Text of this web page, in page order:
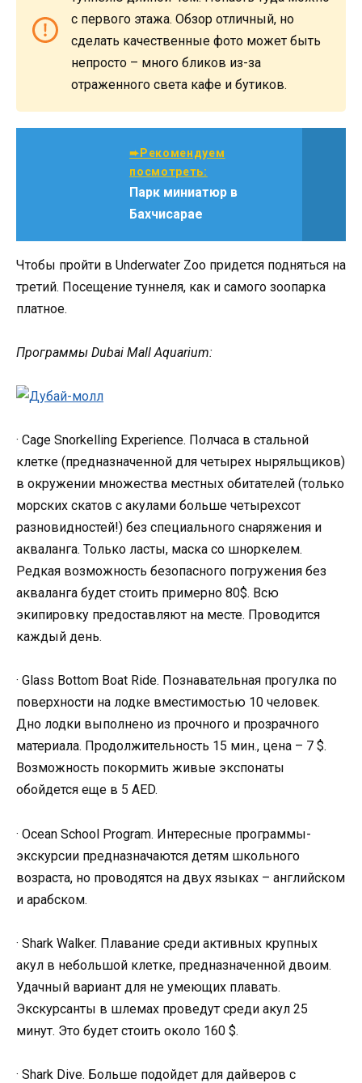
с первого этажа. Обзор отличный, но
сделать качественные фото может быть
непросто – много бликов из-за
отраженного света кафе и бутиков.
➨Рекомендуем
посмотреть:
Парк миниатюр в
Бахчисарае
Чтобы пройти в Underwater Zoo придется подняться на
третий. Посещение туннеля, как и самого зоопарка
платное.
Программы Dubai Mall Aquarium:
· Cage Snorkelling Experience. Полчаса в стальной
клетке (предназначенной для четырех ныряльщиков)
в окружении множества местных обитателей (только
морских скатов с акулами больше четырехсот
разновидностей!) без специального снаряжения и
акваланга. Только ласты, маска со шноркелем.
Редкая возможность безопасного погружения без
акваланга будет стоить примерно 80$. Всю
экипировку предоставляют на месте. Проводится
каждый день.
· Glass Bottom Boat Ride. Познавательная прогулка по
поверхности на лодке вместимостью 10 человек.
Дно лодки выполнено из прочного и прозрачного
материала. Продолжительность 15 мин., цена – 7 $.
Возможность покормить живые экспонаты
обойдется еще в 5 AED.
· Ocean School Program. Интересные программы-
экскурсии предназначаются детям школьного
возраста, но проводятся на двух языках – английском
и арабском.
· Shark Walker. Плавание среди активных крупных
акул в небольшой клетке, предназначенной двоим.
Удачный вариант для не умеющих плавать.
Экскурсанты в шлемах проведут среди акул 25
минут. Это будет стоить около 160 $.
· Shark Dive. Больше подойдет для дайверов с